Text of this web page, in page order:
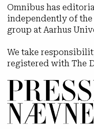
Omnibus has
independently of
group at Aarhus
We take
registered with The